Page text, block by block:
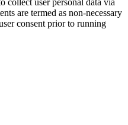
collect user personal data via
are termed as non-necessary
consent prior to running